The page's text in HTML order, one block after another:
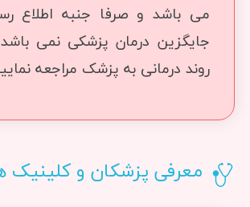
می باشد و صرفا جنبه اطلاع
جایگزین درمان پزشکی نمی
روند درمانی به پزشک مراجعه
معرفی پزشکان و کلینیک